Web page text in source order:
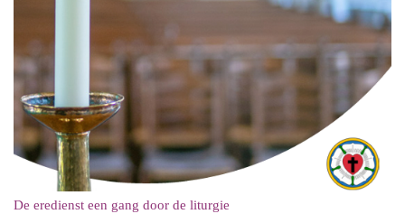
De eredienst een gang door de liturgie